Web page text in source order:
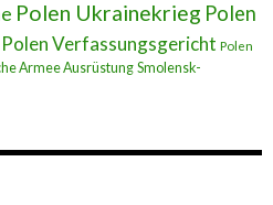
Polen Ukrainekrieg Polen
Polen Verfassungsgericht Polen
Armee Ausrüstung Smolensk-